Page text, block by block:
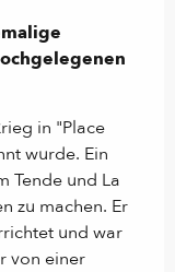
in "Place
wurde. Ein
Tende und La
zu machen. Er
und war
von einer